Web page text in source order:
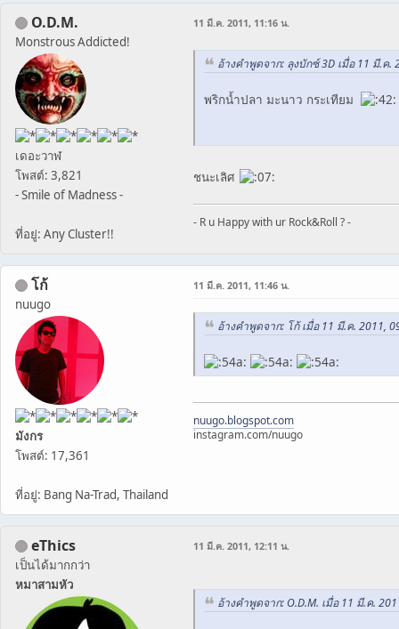
O.D.M.
Monstrous Addicted!
เดอะวาฬ
โพสต์: 3,821
- Smile of Madness -
ที่อยู่: Any Cluster!!
11 มี.ค. 2011, 11:16 น.
อ้างคำพูดจาก: ลุงบักซ์ 3D เมื่อ 11 มี.ค.
พริกน้ำปลา มะนาว กระเทียม
ชนะเลิศ
- R u Happy with ur Rock&Roll ? -
โก้
nuugo
มังกร
โพสต์: 17,361
ที่อยู่: Bang Na-Trad, Thailand
11 มี.ค. 2011, 11:46 น.
อ้างคำพูดจาก: โก้ เมื่อ 11 มี.ค. 2011,
nuugo.blogspot.com
instagram.com/nuugo
eThics
เป็นได้มากกว่า
หมาสามหัว
11 มี.ค. 2011, 12:11 น.
อ้างคำพูดจาก: O.D.M. เมื่อ 11 มี.ค.